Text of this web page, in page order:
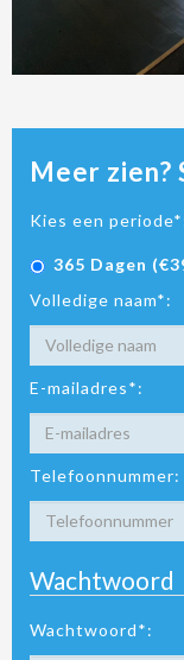
Meer zien?
Kies een
365 Dagen
Volledige naam*:
E-mailadres*:
Telefoonnummer:
Wachtwoord
Wachtwoord*: